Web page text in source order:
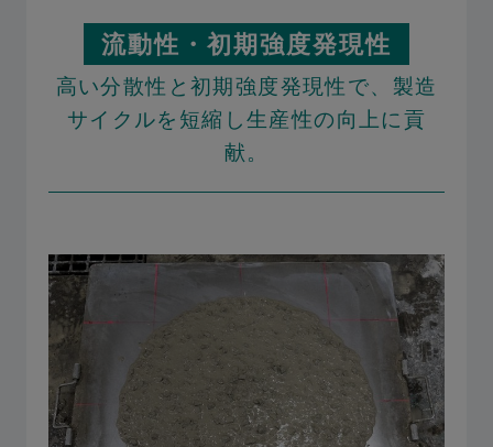
流動性・初期強度発現性
高い分散性と初期強度発現性で、製造
サイクルを短縮し生産性の向上に貢
献。